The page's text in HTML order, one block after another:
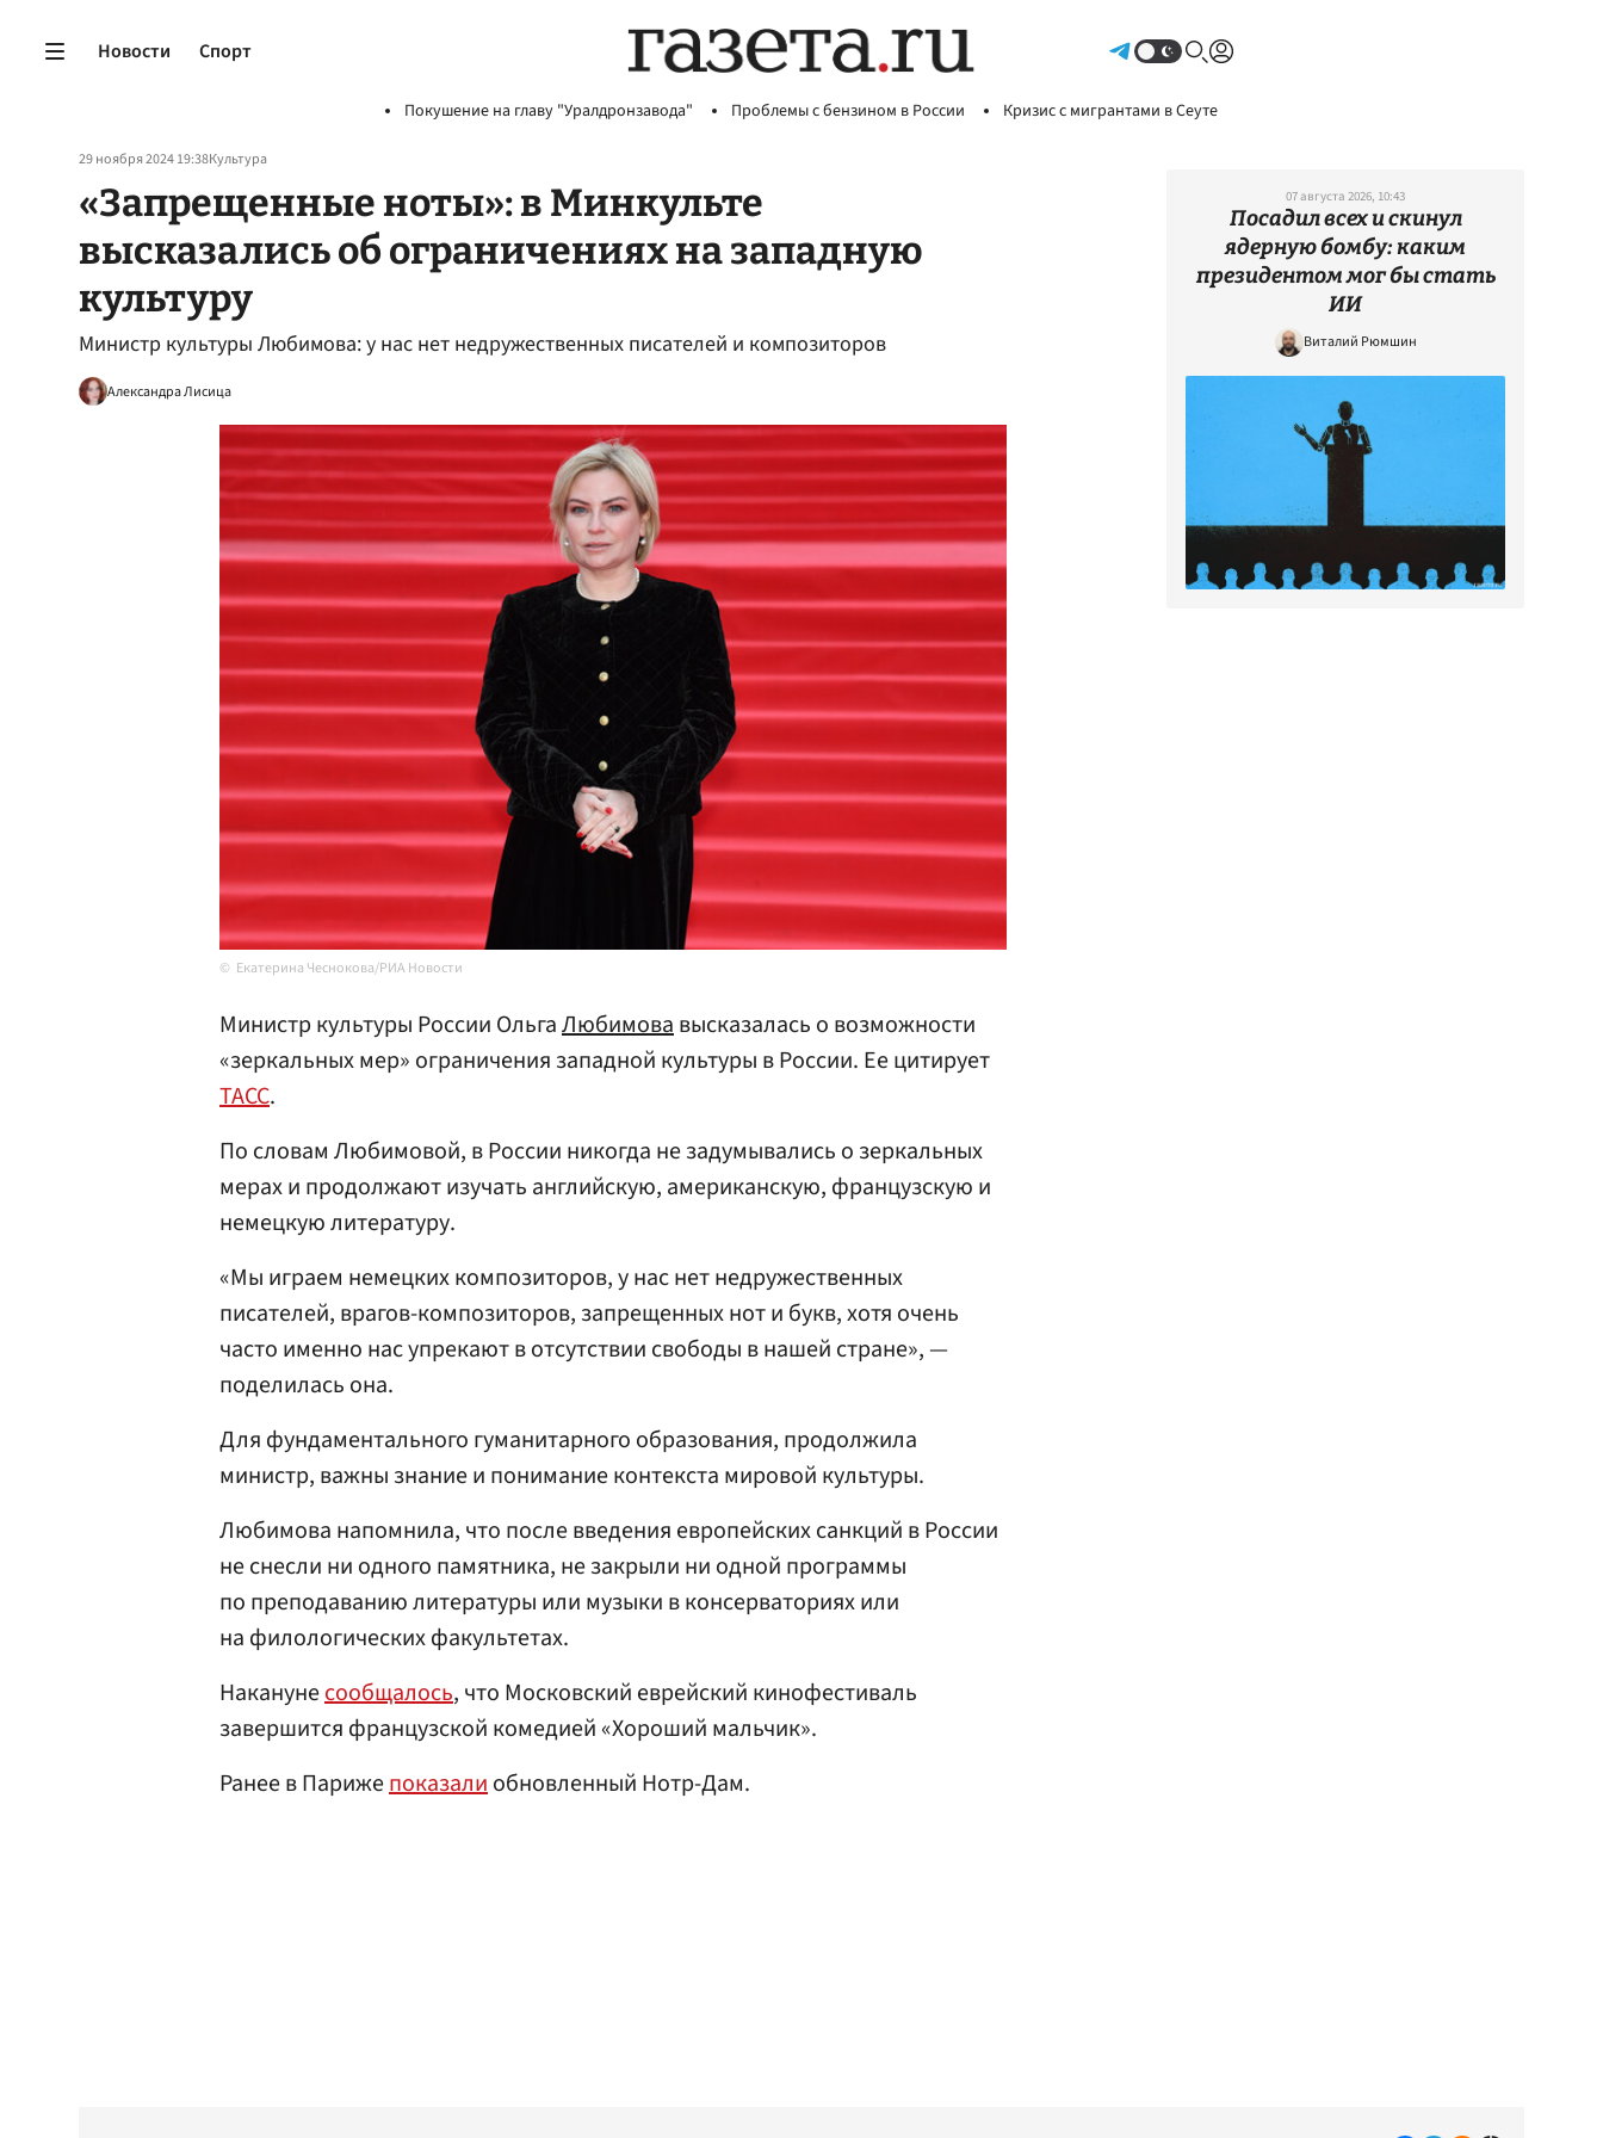
Новости Спорт
Покушение на главу "Уралдронзавода" Проблемы с бензином в России Кризис с мигрантами в Сеуте
29 ноября 2024 19:38Культура
«Запрещенные ноты»: в Минкульте
высказались об ограничениях на западную
культуру
Министр культуры Любимова: у нас нет недружественных писателей и композиторов
Александра Лисица
Екатерина Чеснокова/РИА Новости
Министр культуры России ОльгаЛюбимовавысказалась о возможности
«зеркальных мер» ограничения западной культуры в России. Ее цитирует
ТАСС.
По словам Любимовой, в России никогда не задумывались о зеркальных
мерах и продолжают изучать английскую, американскую, французскую и
немецкую литературу.
«Мы играем немецких композиторов, у нас нет недружественных
писателей, врагов-композиторов, запрещенных нот и букв, хотя очень
часто именно нас упрекают в отсутствии свободы в нашей стране», —
поделилась она.
Для фундаментального гуманитарного образования, продолжила
министр, важны знание и понимание контекста мировой культуры.
Любимова напомнила, что после введения европейских санкций в России
не снесли ни одного памятника, не закрыли ни одной программы
по преподаванию литературы или музыки в консерваториях или
на филологических факультетах.
Наканунесообщалось, что Московский еврейский кинофестиваль
завершится французской комедией «Хороший мальчик».
Ранее в Парижепоказалиобновленный Нотр-Дам.
07 августа 2026, 10:43
Посадил всех и скинул
ядерную бомбу: каким
президентом мог бы стать
ИИ
Виталий Рюмшин